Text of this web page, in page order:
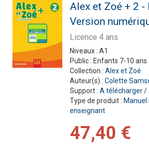
Alex et Zoé + 2 -
Version
Licence 4 ans
Niveaux : A1
Public : Enfants 7-10 ans
Collection : Alex et Zoé
Auteur(s) : Colette
Support : A télécharger /
Type de produit :
enseignant
47,40 €